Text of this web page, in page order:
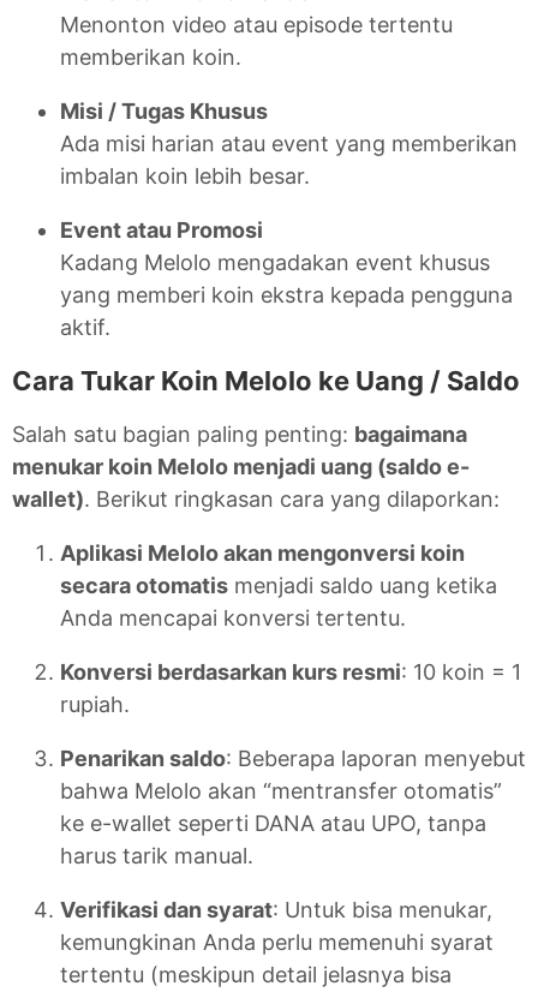
Menonton video atau episode tertentu
memberikan koin.
Misi / Tugas Khusus
Ada misi harian atau event yang memberikan
imbalan koin lebih besar.
Event atau Promosi
Kadang Melolo mengadakan event khusus
yang memberi koin ekstra kepada pengguna
aktif.
Cara Tukar Koin Melolo ke Uang / Saldo
Salah satu bagian paling penting: bagaimana
menukar koin Melolo menjadi uang (saldo e-
wallet). Berikut ringkasan cara yang dilaporkan:
Aplikasi Melolo akan mengonversi koin
secara otomatis menjadi saldo uang ketika
Anda mencapai konversi tertentu.
Konversi berdasarkan kurs resmi: 10 koin = 1
rupiah.
Penarikan saldo: Beberapa laporan menyebut
bahwa Melolo akan “mentransfer otomatis”
ke e-wallet seperti DANA atau UPO, tanpa
harus tarik manual.
Verifikasi dan syarat: Untuk bisa menukar,
kemungkinan Anda perlu memenuhi syarat
tertentu (meskipun detail jelasnya bisa